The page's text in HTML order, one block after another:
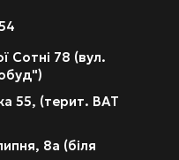
Сотні 78 (вул.
55, (терит. ВАТ
8а (біля